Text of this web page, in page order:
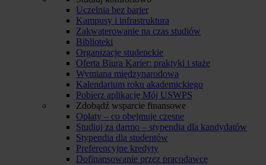
Uczelnia bez barier
Kampusy i infrastruktura
Zakwaterowanie na czas studiów
Biblioteki
Organizacje studenckie
Oferta Biura Karier: praktyki i staże
Wymiana międzynarodowa
Kalendarium roku akademickiego
Pobierz aplikację Mój USWPS
Zdobądź wsparcie finansowe
Opłaty – co obejmuje czesne
Studiuj za darmo – stypendia dla kandydatów
Stypendia dla studentów
Preferencyjne kredyty
Dofinansowanie przez pracodawcę